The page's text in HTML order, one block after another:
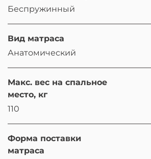
Беспружинный
Вид матраса
Анатомический
Макс. вес на спальное
место, кг
110
Форма поставки
матраса